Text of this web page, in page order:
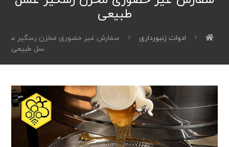
طبیعی
ادوات زنبورداری
سفارش غیر حضوری مخزن رسگیر ع
سل طبیعی